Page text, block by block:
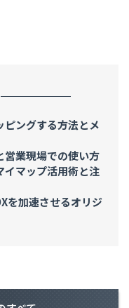
ングする方法とメ
業現場での使い方
マップ活用術と注
を加速させるオリジ